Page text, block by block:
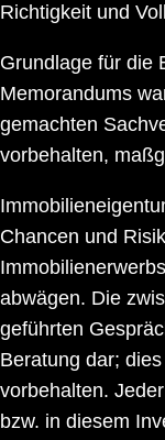
Richtigkeit und
Grundlage für die
Memorandums
gemachten
vorbehalten,
Chancen und
abwägen. Die
geführten
Beratung dar;
vorbehalten.
bzw. in diesem